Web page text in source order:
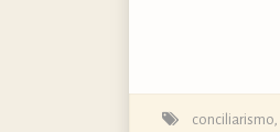
conciliarismo